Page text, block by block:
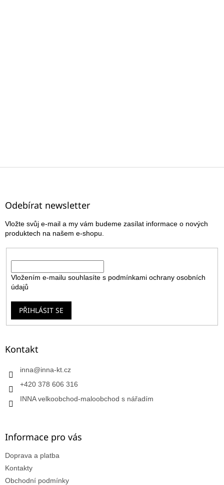
Z
Odebírat newsletter
Vložte svůj e-mail a my vám budeme zasílat informace o nových
produktech na našem e-shopu.
Vložením e-mailu souhlasíte s podmínkami ochrany osobních
údajů
PŘIHLÁSIT SE
Kontakt
inna@inna-kt.cz
+420 378 606 316
INNA velkoobchod-maloobchod s nářadím
Informace pro vás
Doprava a platba
Kontakty
Obchodní podmínky